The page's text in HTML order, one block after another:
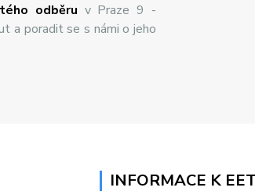
odběru v Praze 9 -
a poradit se s námi o jeho
INFORMACE K EET